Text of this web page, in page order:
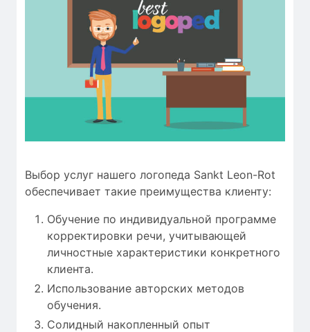
Выбор услуг нашего логопеда Sankt Leon-Rot
обеспечивает такие преимущества клиенту:
Обучение по индивидуальной программе
корректировки речи, учитывающей
личностные характеристики конкретного
клиента.
Использование авторских методов
обучения.
Солидный накопленный опыт